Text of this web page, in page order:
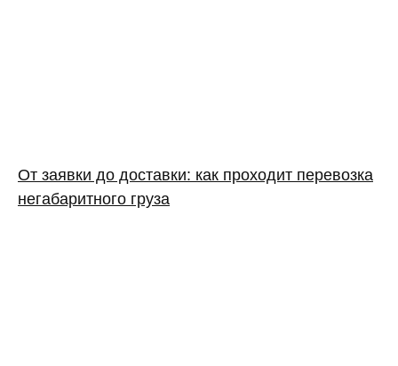
От заявки до доставки: как проходит перевозка
негабаритного груза